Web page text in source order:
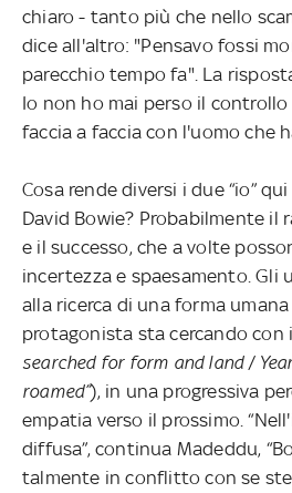
chiaro - tanto più che nello
dice all'altro: "Pensavo fossi
parecchio tempo fa". La risposta
Io non ho mai perso il
faccia a faccia con l'uomo che
Cosa rende diversi i due “io”
David Bowie? Probabilmente il
e il successo, che a volte
incertezza e spaesamento. Gli
alla ricerca di una forma
protagonista sta cercando con
searched for form and land /
roamed”), in una progressiva
empatia verso il prossimo.
diffusa”, continua Madeddu,
talmente in conflitto con se